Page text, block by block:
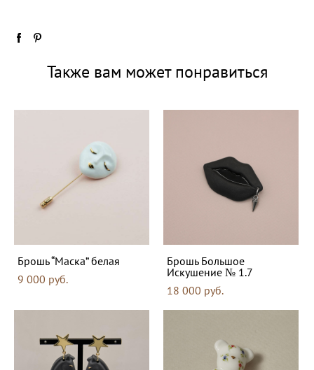
Также вам может понравиться
Брошь “Маска” белая
9 000 pуб.
Брошь Большое
Искушение № 1.7
18 000 pуб.